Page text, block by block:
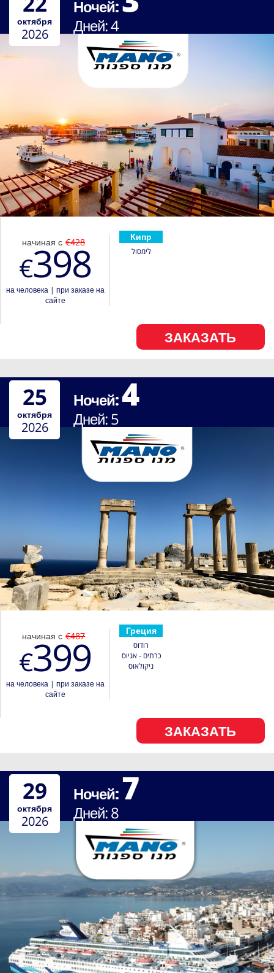
Ночей:
Дней:4
октября
2026
Кипр
לימסול
начиная с €428
€398
на человека| при заказе на
сайте
ЗАКАЗАТЬ
Ночей:4
Дней:5
25
октября
2026
Греция
רודוס
כרתים - אגיוס
ניקולאוס
начиная с €487
€399
на человека| при заказе на
сайте
ЗАКАЗАТЬ
Ночей: 7
Дней:8
29
октября
2026